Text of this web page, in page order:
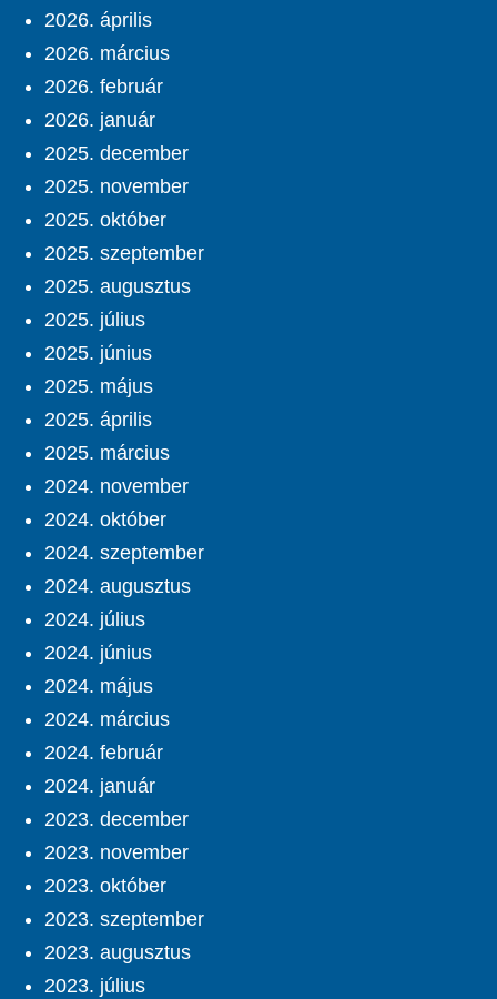
2026. április
2026. március
2026. február
2026. január
2025. december
2025. november
2025. október
2025. szeptember
2025. augusztus
2025. július
2025. június
2025. május
2025. április
2025. március
2024. november
2024. október
2024. szeptember
2024. augusztus
2024. július
2024. június
2024. május
2024. március
2024. február
2024. január
2023. december
2023. november
2023. október
2023. szeptember
2023. augusztus
2023. július